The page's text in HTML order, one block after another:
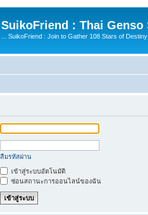
SuikoFriend : Thai Genso
... SuikoFriend : Join to Gather 108 Stars of
ลืมรหัสผ่าน
เข้าสู่ระบบอัตโนมัติ
ซ่อนสถานะการออนไลน์ของฉัน